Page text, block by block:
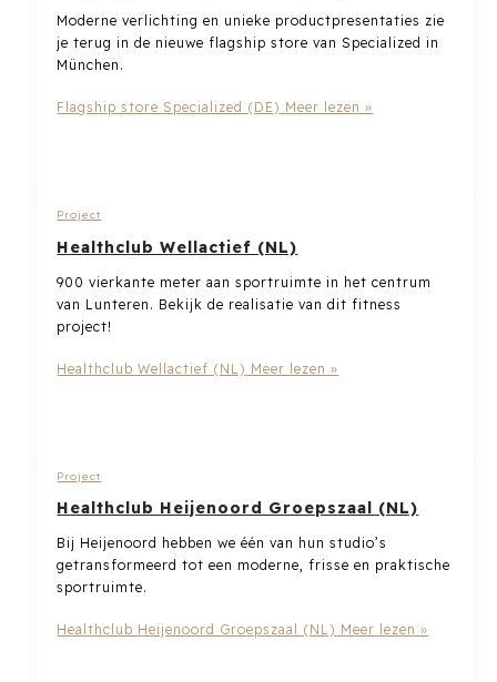
Moderne verlichting en unieke productpresentaties zie
je terug in de nieuwe flagship store van Specialized in
München.
Flagship store Specialized (DE) Meer lezen »
Project
Healthclub Wellactief (NL)
900 vierkante meter aan sportruimte in het centrum
van Lunteren. Bekijk de realisatie van dit fitness
project!
Healthclub Wellactief (NL) Meer lezen »
Project
Healthclub Heijenoord Groepszaal (NL)
Bij Heijenoord hebben we één van hun studio’s
getransformeerd tot een moderne, frisse en praktische
sportruimte.
Healthclub Heijenoord Groepszaal (NL) Meer lezen »